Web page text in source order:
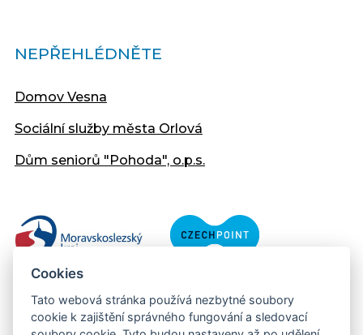
NEPŘEHLÉDNĚTE
Domov Vesna
Sociální služby města Orlová
Dům seniorů "Pohoda", o.p.s.
Cookies
Tato webová stránka používá nezbytné soubory
cookie k zajištění správného fungování a sledovací